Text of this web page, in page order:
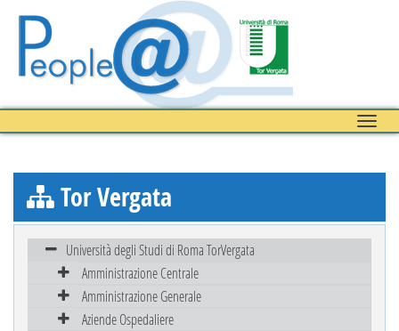
Toggle
Tor Vergata
Università degli Studi di Roma TorVergata
Amministrazione Centrale
Amministrazione Generale
Aziende Ospedaliere